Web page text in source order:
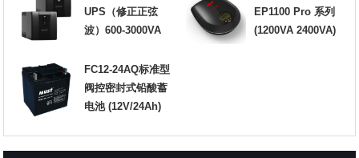
UPS（修正正弦
波）600-3000VA
EP1100 Pro 系列
(1200VA 2400VA)
FC12-24AQ标准型
阀控密封式铅酸蓄
电池 (12V/24Ah)